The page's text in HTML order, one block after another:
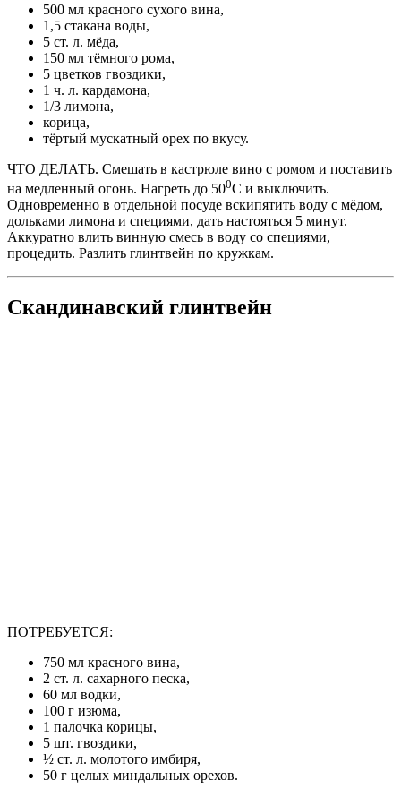
500 мл красного сухого вина,
1,5 стакана воды,
5 ст. л. мёда,
150 мл тёмного рома,
5 цветков гвоздики,
1 ч. л. кардамона,
1/3 лимона,
корица,
тёртый мускатный орех по вкусу.
ЧТО ДЕЛАТЬ. Смешать в кастрюле вино с ромом и поставить
на медленный огонь. Нагреть до 500С и выключить.
Одновременно в отдельной посуде вскипятить воду с мёдом,
дольками лимона и специями, дать настояться 5 минут.
Аккуратно влить винную смесь в воду со специями,
процедить. Разлить глинтвейн по кружкам.
Скандинавский глинтвейн
ПОТРЕБУЕТСЯ:
750 мл красного вина,
2 ст. л. сахарного песка,
60 мл водки,
100 г изюма,
1 палочка корицы,
5 шт. гвоздики,
½ ст. л. молотого имбиря,
50 г целых миндальных орехов.